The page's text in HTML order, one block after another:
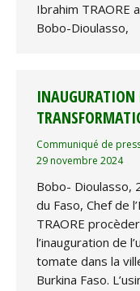
Ibrahim TRAORE
Bobo-Dioulasso,
INAUGURATION
Communiqué de
29 novembre 2024
Bobo- Dioulasso,
du Faso, Chef de
TRAORE
l’inauguration de
tomate dans la
Burkina Faso.